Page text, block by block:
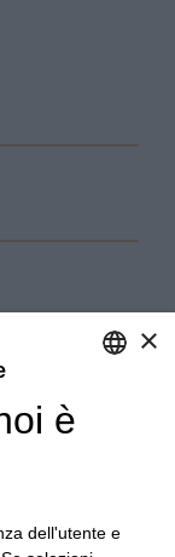
di Olio
×
è
dell'utente e